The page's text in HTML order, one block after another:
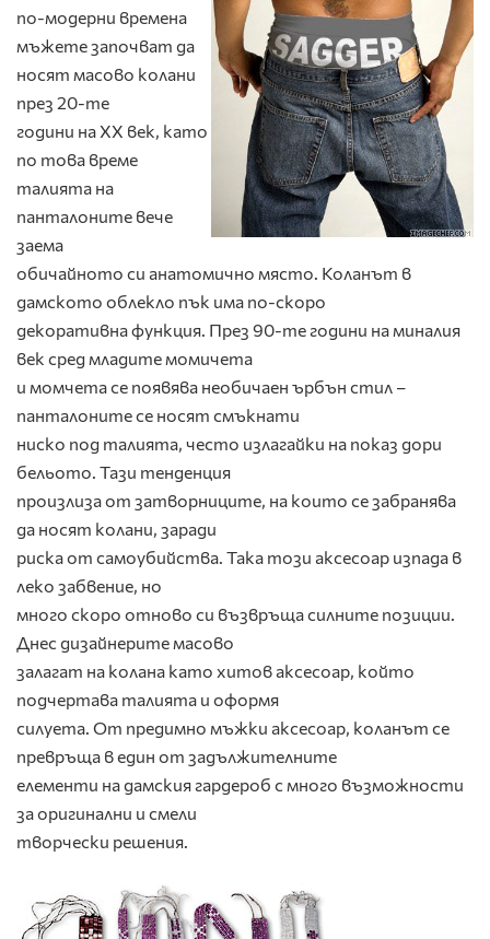
по-модерни времена
мъжете започват да
носят масово колани
през 20-те
години на XX век, като
по това време
талията на
панталоните вече
заема
обичайното си анатомично място. Коланът в
дамското облекло пък има по-скоро
декоративна функция. През 90-те години на миналия
век сред младите момичета
и момчета се появява необичаен ърбън стил –
панталоните се носят смъкнати
ниско под талията, често излагайки на показ дори
бельото. Тази тенденция
произлиза от затворниците, на които се забранява
да носят колани, заради
риска от самоубийства. Така този аксесоар изпада в
леко забвение, но
много скоро отново си възвръща силните позиции.
Днес дизайнерите масово
залагат на колана като хитов аксесоар, който
подчертава талията и оформя
силуета. От предимно мъжки аксесоар, коланът се
превръща в един от задължителните
елементи на дамския гардероб с много възможности
за оригинални и смели
творчески решения.